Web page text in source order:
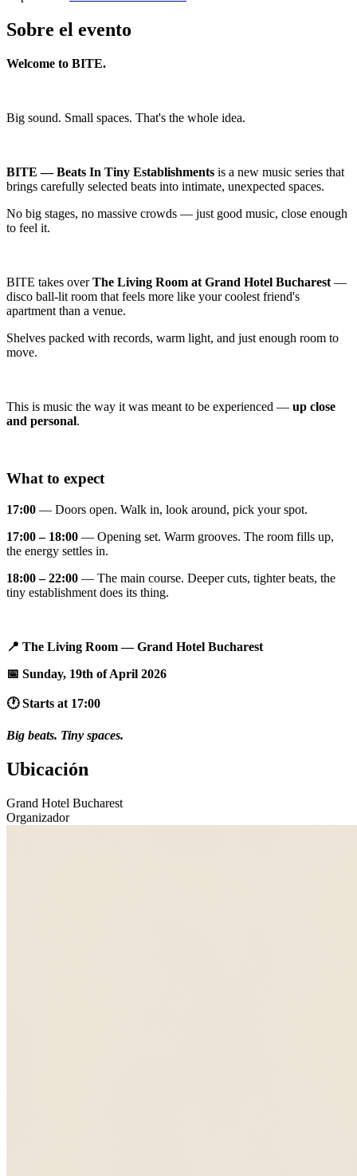
Sobre el evento
Welcome to BITE.
Big sound. Small spaces. That's the whole idea.
BITE — Beats In Tiny Establishments is a new music series that
brings carefully selected beats into intimate, unexpected spaces.
No big stages, no massive crowds — just good music, close enough
to feel it.
BITE takes overThe Living Room at Grand Hotel Bucharest —
disco ball-lit room that feels more like your coolest friend's
apartment than a venue.
Shelves packed with records, warm light, and just enough room to
move.
This is music the way it was meant to be experienced — up close
and personal.
What to expect
17:00 — Doors open. Walk in, look around, pick your spot.
17:00 – 18:00 — Opening set. Warm grooves. The room fills up,
the energy settles in.
18:00 – 22:00 — The main course. Deeper cuts, tighter beats, the
tiny establishment does its thing.
📍 The Living Room — Grand Hotel Bucharest
📅 Sunday, 19th of April 2026
🕐 Starts at 17:00
Big beats. Tiny spaces.
Ubicación
Grand Hotel Bucharest
Organizador